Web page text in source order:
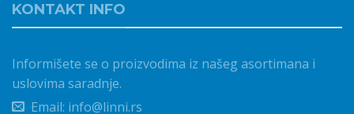
KONTAKT INFO
Informišete se o proizvodima iz našeg asortimana i
uslovima saradnje.
Email: info@linni.rs